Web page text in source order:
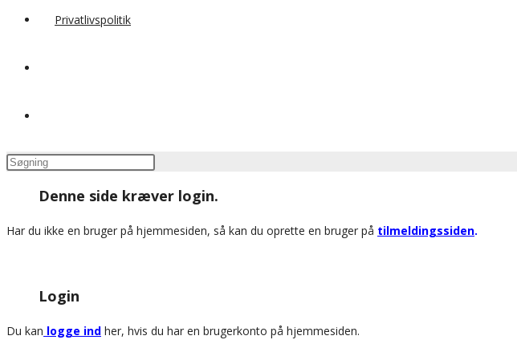
Privatlivspolitik
Press
to
Denne side kræver login.
Har du ikke en bruger på hjemmesiden, så kan du oprette en bruger på tilmeldingssiden.
Login
Du kan logge ind her, hvis du har en brugerkonto på hjemmesiden.